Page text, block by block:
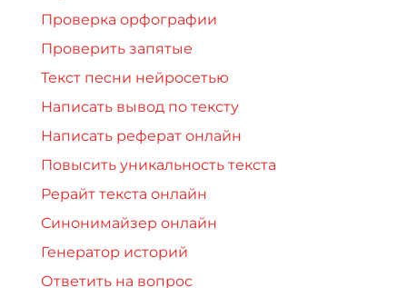
Проверка орфографии
Проверить запятые
Текст песни нейросетью
Написать вывод по тексту
Написать реферат онлайн
Повысить уникальность текста
Рерайт текста онлайн
Синонимайзер онлайн
Генератор историй
Ответить на вопрос